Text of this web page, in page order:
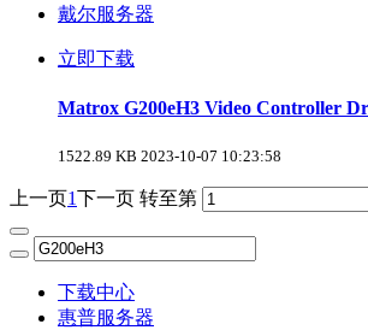
戴尔服务器
立即下载
Matrox G200eH3 Video Controller
1522.89 KB 2023-10-07 10:23:58
上一页1下一页 转至第
下载中心
惠普服务器